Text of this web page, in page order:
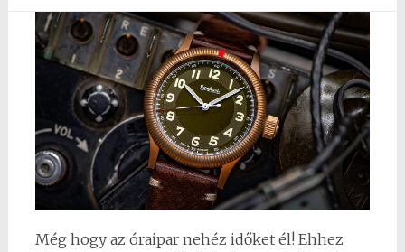
Még hogy az óraipar nehéz időket él! Ehhez